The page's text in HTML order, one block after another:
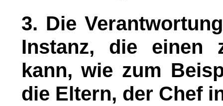
3. Die
Instanz, die einen
kann, wie zum
die Eltern, der Chef